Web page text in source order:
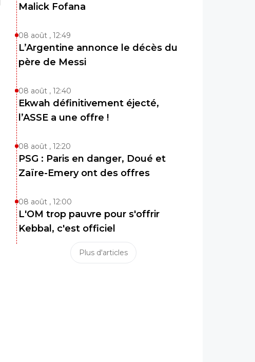
Malick Fofana
08 août , 12:49
L’Argentine annonce le décès du
père de Messi
08 août , 12:40
Ekwah définitivement éjecté,
l’ASSE a une offre !
08 août , 12:20
PSG : Paris en danger, Doué et
Zaïre-Emery ont des offres
08 août , 12:00
L'OM trop pauvre pour s'offrir
Kebbal, c'est officiel
Plus d'articles